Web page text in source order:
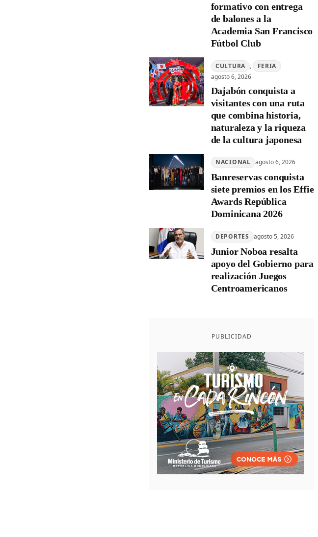
formativo con entrega
de balones a la
Academia San Francisco
Fútbol Club
CULTURA ,
FERIA
agosto 6, 2026
Dajabón conquista a
visitantes con una ruta
que combina historia,
naturaleza y la riqueza
de la cultura japonesa
NACIONAL agosto 6, 2026
Banreservas conquista
siete premios en los Effie
Awards República
Dominicana 2026
DEPORTES agosto 5, 2026
Junior Noboa resalta
apoyo del Gobierno para
realización Juegos
Centroamericanos
PUBLICIDAD